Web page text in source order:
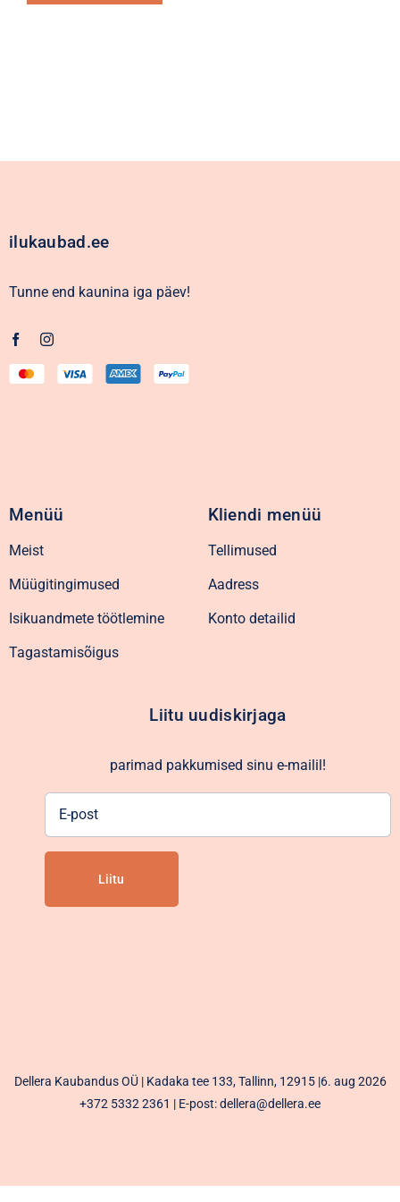
ilukaubad.ee
Tunne end kaunina iga päev!
Menüü
Meist
Müügitingimused
Isikuandmete töötlemine
Tagastamisõigus
Kliendi menüü
Tellimused
Aadress
Konto detailid
Liitu uudiskirjaga
parimad pakkumised sinu e-mailil!
Dellera Kaubandus OÜ | Kadaka tee 133, Tallinn, 12915 |6. aug 2026
+372 5332 2361 | E-post: dellera@dellera.ee